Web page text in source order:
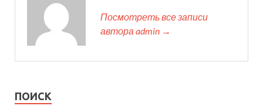
Посмотреть все записи
автора admin →
ПОИСК